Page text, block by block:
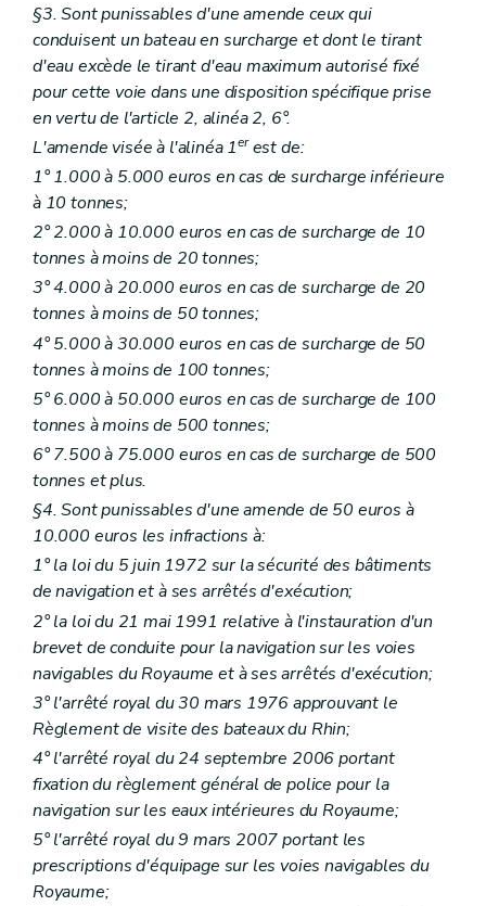
§3. Sont punissables d'une amende ceux qui
conduisent un bateau en surcharge et dont le tirant
d'eau excède le tirant d'eau maximum autorisé fixé
pour cette voie dans une disposition spécifique prise
en vertu de l'article 2, alinéa 2, 6°.
L'amende visée à l'alinéa 1erest de:
1° 1.000 à 5.000 euros en cas de surcharge inférieure
à 10 tonnes;
2° 2.000 à 10.000 euros en cas de surcharge de 10
tonnes à moins de 20 tonnes;
3° 4.000 à 20.000 euros en cas de surcharge de 20
tonnes à moins de 50 tonnes;
4° 5.000 à 30.000 euros en cas de surcharge de 50
tonnes à moins de 100 tonnes;
5° 6.000 à 50.000 euros en cas de surcharge de 100
tonnes à moins de 500 tonnes;
6° 7.500 à 75.000 euros en cas de surcharge de 500
tonnes et plus.
§4. Sont punissables d'une amende de 50 euros à
10.000 euros les infractions à:
1° la loi du 5 juin 1972 sur la sécurité des bâtiments
de navigation et à ses arrêtés d'exécution;
2° la loi du 21 mai 1991 relative à l'instauration d'un
brevet de conduite pour la navigation sur les voies
navigables du Royaume et à ses arrêtés d'exécution;
3° l'arrêté royal du 30 mars 1976 approuvant le
Règlement de visite des bateaux du Rhin;
4° l'arrêté royal du 24 septembre 2006 portant
fixation du règlement général de police pour la
navigation sur les eaux intérieures du Royaume;
5° l'arrêté royal du 9 mars 2007 portant les
prescriptions d'équipage sur les voies navigables du
Royaume;